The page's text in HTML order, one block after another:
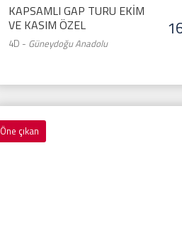
KAPSAMLI GAP TURU EKİM
VE KASIM ÖZEL
4D - Güneydoğu Anadolu
Öne çıkan